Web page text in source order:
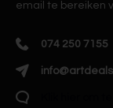
email te bereiken
074 250 7155